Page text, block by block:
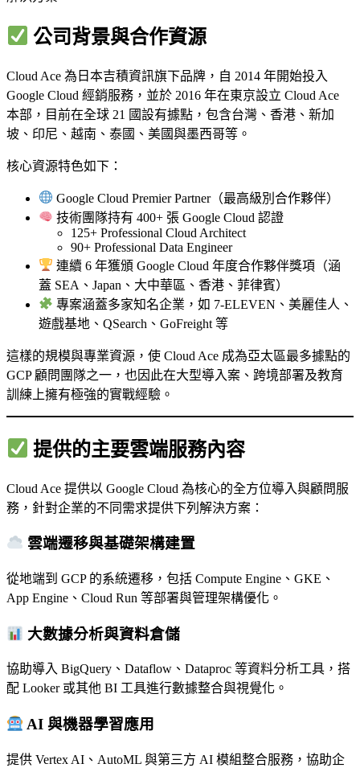
公司背景與合作資源
Cloud Ace 為日本吉積資訊旗下品牌，自 2014 年開始投入
Google Cloud 經銷服務，並於 2016 年在東京設立 Cloud Ace
本部，目前在全球 21 國設有據點，包含台灣、香港、新加
坡、印尼、越南、泰國、美國與墨西哥等。
核心資源特色如下：
Google Cloud Premier Partner（最高級別合作夥伴）
技術團隊持有 400+ 張 Google Cloud 認證
125+ Professional Cloud Architect
90+ Professional Data Engineer
連續 6 年獲頒 Google Cloud 年度合作夥伴獎項（涵
蓋 SEA、Japan、大中華區、香港、菲律賓）
專案涵蓋多家知名企業，如 7-ELEVEN、美麗佳人、
遊戲基地、QSearch、GoFreight 等
這樣的規模與專業資源，使 Cloud Ace 成為亞太區最多據點的
GCP 顧問團隊之一，也因此在大型導入案、跨境部署及教育
訓練上擁有極強的實戰經驗。
提供的主要雲端服務內容
Cloud Ace 提供以 Google Cloud 為核心的全方位導入與顧問服
務，針對企業的不同需求提供下列解決方案：
雲端遷移與基礎架構建置
從地端到 GCP 的系統遷移，包括 Compute Engine、GKE、
App Engine、Cloud Run 等部署與管理架構優化。
大數據分析與資料倉儲
協助導入 BigQuery、Dataflow、Dataproc 等資料分析工具，搭
配 Looker 或其他 BI 工具進行數據整合與視覺化。
AI 與機器學習應用
提供 Vertex AI、AutoML 與第三方 AI 模組整合服務，協助企